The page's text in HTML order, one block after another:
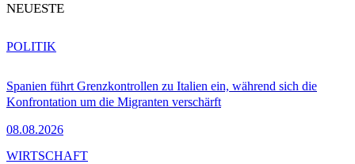
NEUESTE
Spanien führt Grenzkontrollen zu Italien ein, während sich die
Konfrontation um die Migranten verschärft
08.08.2026
POLITIK
WIRTSCHAFT